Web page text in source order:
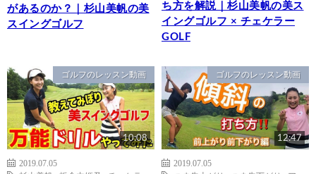
があるのか？｜杉山美帆の美
スイングゴルフ
ち方を解説｜杉山美帆の美ス
イングゴルフ × チェケラー
GOLF
ゴルフのレッスン動画
10:08
2019.07.05
ゴルフのレッスン動画
12:47
2019.07.05